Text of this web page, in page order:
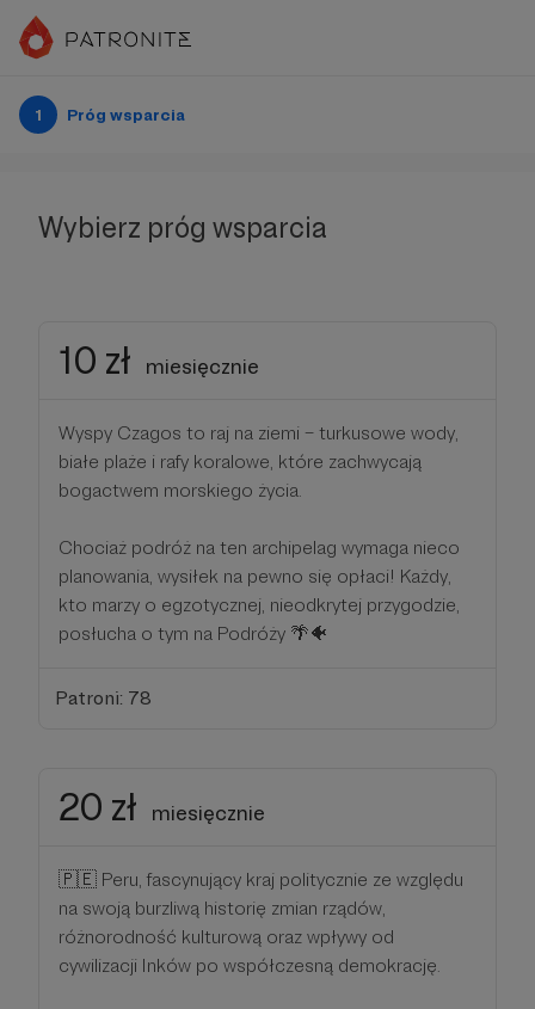
1 Próg wsparcia
Wybierz próg wsparcia
10 zł miesięcznie
Wyspy Czagos to raj na ziemi – turkusowe wody,
białe plaże i rafy koralowe, które zachwycają
bogactwem morskiego życia.
Chociaż podróż na ten archipelag wymaga nieco
planowania, wysiłek na pewno się opłaci! Każdy,
kto marzy o egzotycznej, nieodkrytej przygodzie,
posłucha o tym na Podróży 🌴🐠
Patroni: 78
20 zł miesięcznie
🇵🇪 Peru, fascynujący kraj politycznie ze względu
na swoją burzliwą historię zmian rządów,
różnorodność kulturową oraz wpływy od
cywilizacji Inków po współczesną demokrację.